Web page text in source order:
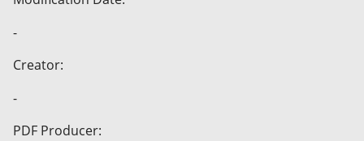
-
Creator:
-
PDF Producer: